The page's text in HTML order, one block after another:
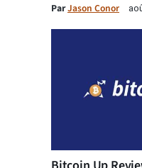
ParJason Conor